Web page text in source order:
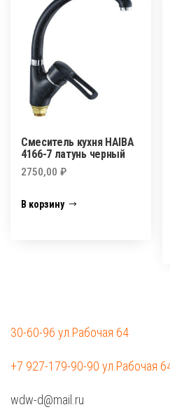
Смеситель кухня HAIBA
4166-7 латунь черный
2750,00 ₽
В корзину
30-60-96 ул.Рабочая 64
+7 927-179-90-90 ул.Рабочая
wdw-d@mail.ru